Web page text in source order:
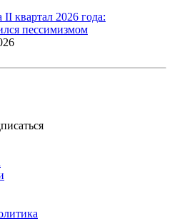
квартал 2026 года:
пессимизмом